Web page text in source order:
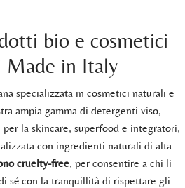
bio e cosmetici
Made in Italy
specializzata in cosmetici naturali e
ampia gamma di detergenti viso,
per la skincare, superfood e integratori,
con ingredienti naturali di alta
cruelty-free, per consentire a chi li
sé con la tranquillità di rispettare gli